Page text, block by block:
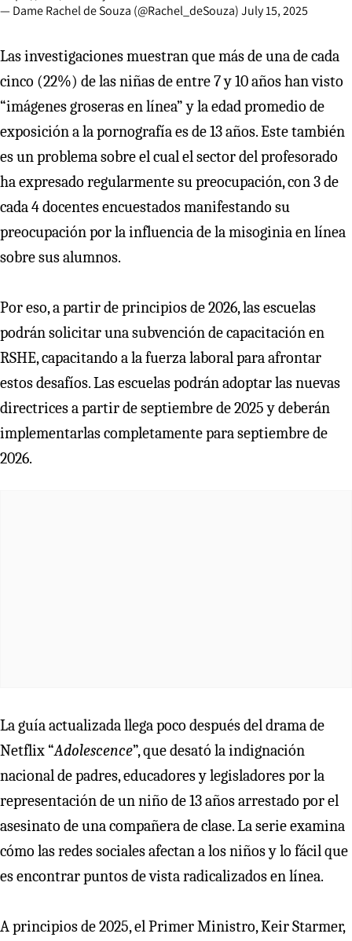
— Dame Rachel de Souza (@Rachel_deSouza)July 15, 2025
Las investigaciones muestran que más de una de cada
cinco (22%) de las niñas de entre 7 y 10 años han visto
“imágenes groseras en línea” y la edad promedio de
exposición a la pornografía es de 13 años. Este también
es un problema sobre el cual el sector del profesorado
ha expresado regularmente su preocupación, con 3 de
cada 4 docentes encuestados manifestando su
preocupación por la influencia de la misoginia en línea
sobre sus alumnos.
Por eso, a partir de principios de 2026, las escuelas
podrán solicitar una subvención de capacitación en
RSHE, capacitando a la fuerza laboral para afrontar
estos desafíos. Las escuelas podrán adoptar las nuevas
directrices a partir de septiembre de 2025 y deberán
implementarlas completamente para septiembre de
2026.
La guía actualizada llega poco después del drama de
Netflix “Adolescence”, que desató la indignación
nacional de padres, educadores y legisladores por la
representación de un niño de 13 años arrestado por el
asesinato de una compañera de clase. La serie examina
cómo las redes sociales afectan a los niños y lo fácil que
es encontrar puntos de vista radicalizados en línea.
A principios de 2025, el Primer Ministro, Keir Starmer,